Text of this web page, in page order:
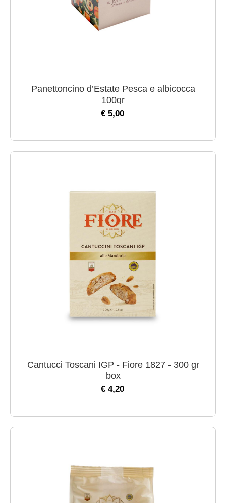
Panettoncino d’Estate Pesca e albicocca
100gr
€ 5,00
Cantucci Toscani IGP - Fiore 1827 - 300 gr
box
€ 4,20